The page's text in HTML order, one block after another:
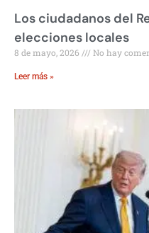
Los ciudadanos del
elecciones locales
8 de mayo, 2026 No hay
Leer más »